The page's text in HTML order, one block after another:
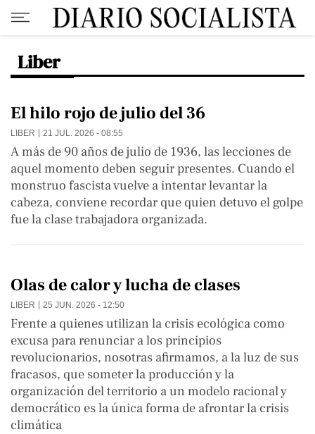
Liber
El hilo rojo de julio del 36
LIBER 21 JUL. 2026 - 08:55
A más de 90 años de julio de 1936, las lecciones de
aquel momento deben seguir presentes. Cuando el
monstruo fascista vuelve a intentar levantar la
cabeza, conviene recordar que quien detuvo el golpe
fue la clase trabajadora organizada.
Olas de calor y lucha de clases
LIBER 25 JUN. 2026 - 12:50
Frente a quienes utilizan la crisis ecológica como
excusa para renunciar a los principios
revolucionarios, nosotras afirmamos, a la luz de sus
fracasos, que someter la producción y la
organización del territorio a un modelo racional y
democrático es la única forma de afrontar la crisis
climática